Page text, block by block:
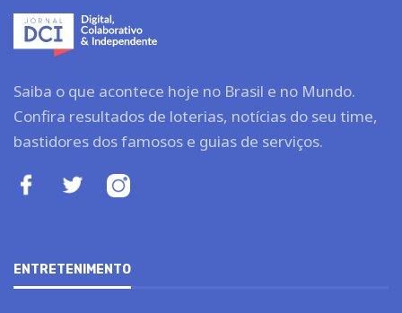
Saiba o que acontece hoje no Brasil e no Mundo.
Confira resultados de loterias, notícias do seu time,
bastidores dos famosos e guias de serviços.
ENTRETENIMENTO